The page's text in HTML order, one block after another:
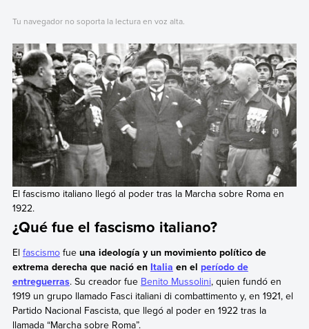
Tu navegador no soporta la lectura en voz alta.
El fascismo italiano llegó al poder tras la Marcha sobre Roma en
1922.
¿Qué fue el fascismo italiano?
El fascismofue una ideología y un movimiento político de
extrema derecha que nació en Italia en el período de
entreguerras. Su creador fue Benito Mussolini, quien fundó en
1919 un grupo llamado Fasci italiani di combattimento y, en 1921, el
Partido Nacional Fascista, que llegó al poder en 1922 tras la
llamada “Marcha sobre Roma”.